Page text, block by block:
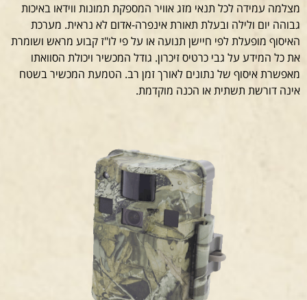
מצלמה עמידה לכל תנאי מזג אוויר המספקת תמונות ווידאו באיכות
גבוהה יום ולילה ובעלת תאורת אינפרה-אדום לא נראית. מערכת
האיסוף מופעלת לפי חיישן תנועה או על פי לו"ז קבוע מראש ושומרת
את כל המידע על גבי כרטיס זיכרון. גודל המכשיר ויכולת הסוואתו
מאפשרת איסוף של נתונים לאורך זמן רב. הטמעת המכשיר בשטח
אינה דורשת תשתית או הכנה מוקדמת.